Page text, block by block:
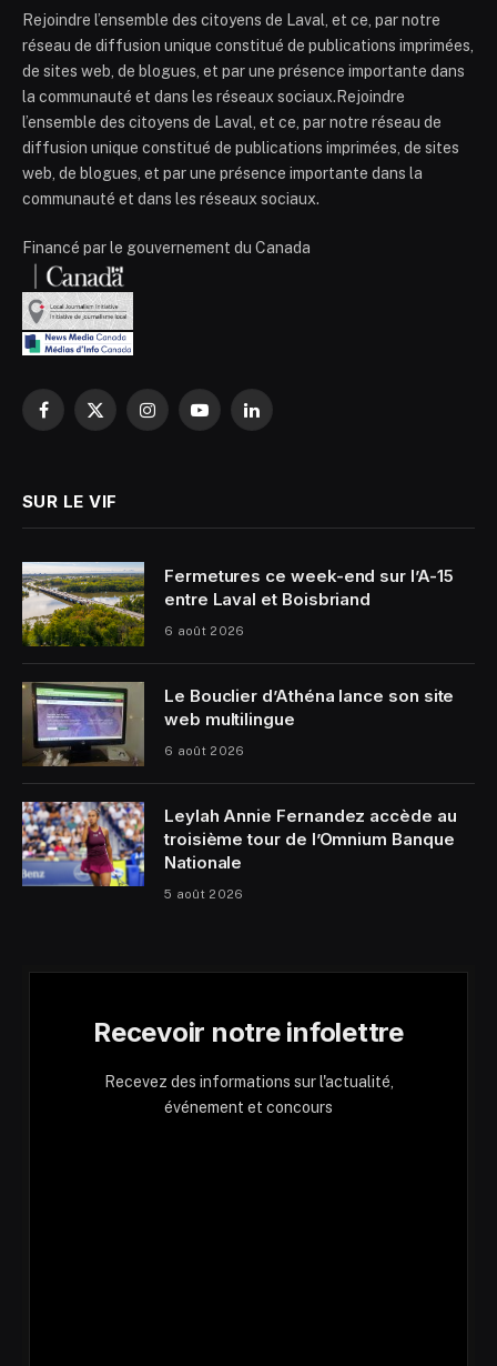
Rejoindre l’ensemble des citoyens de Laval, et ce, par notre
réseau de diffusion unique constitué de publications imprimées,
de sites web, de blogues, et par une présence importante dans
la communauté et dans les réseaux sociaux.Rejoindre
l’ensemble des citoyens de Laval, et ce, par notre réseau de
diffusion unique constitué de publications imprimées, de sites
web, de blogues, et par une présence importante dans la
communauté et dans les réseaux sociaux.
Financé par le gouvernement du Canada
Facebook
X
InstagramYouTubeLinkedIn
SUR LE VIF
Fermetures ce week-end sur l’A-15
entre Laval et Boisbriand
6 août 2026
Le Bouclier d’Athéna lance son site
web multilingue
6 août 2026
Leylah Annie Fernandez accède au
troisième tour de l’Omnium Banque
Nationale
5 août 2026
Recevoir notre infolettre
Recevez des informations sur l'actualité,
événement et concours